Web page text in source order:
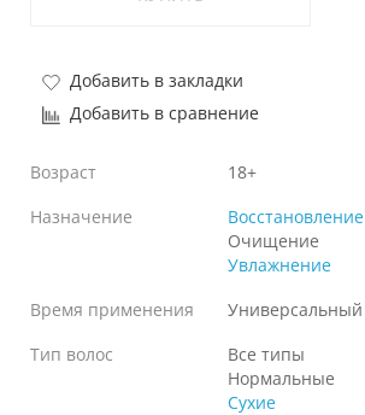
Добавить в закладки
Добавить в сравнение
Возраст
18+
Назначение
Восстановление
Очищение
Увлажнение
Время применения
Универсальный
Тип волос
Все типы
Нормальные
Сухие